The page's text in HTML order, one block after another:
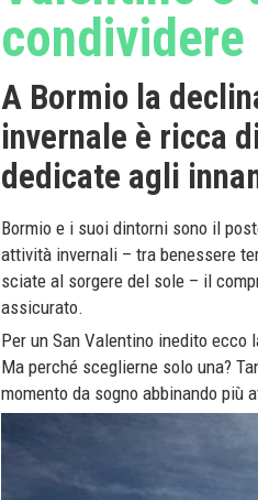
condividere
A Bormio la
invernale è ricca
dedicate agli
Bormio e i suoi dintorni sono il
attività invernali – tra benessere
sciate al sorgere del sole – il
assicurato.
Per un San Valentino inedito
Ma perché sceglierne solo una?
momento da sogno abbinando più